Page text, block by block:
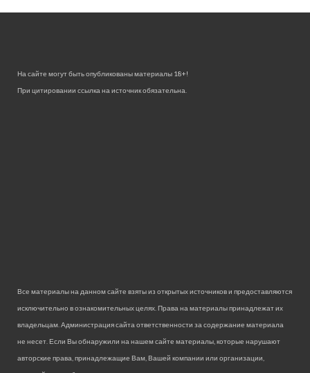
На сайте могут быть опубликованы материалы 18+!
При цитировании ссылка на источник обязательна.
Все материалы на данном сайте взяты из открытых источников и предоставляются
исключительно в ознакомительных целях. Права на материалы принадлежат их
владельцам. Администрация сайта ответственности за содержание материала
не несет. Если Вы обнаружили на нашем сайте материалы, которые нарушают
авторские права, принадлежащие Вам, Вашей компании или организации,